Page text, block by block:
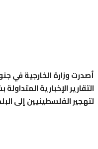
وزارة الخارجية في جنوب
الإخبارية المتداولة
الفلسطينيين إلى البلد